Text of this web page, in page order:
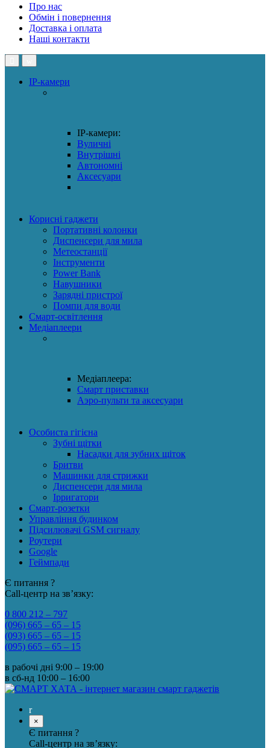
Про нас
Обмін і повернення
Доставка і оплата
Наші контакти
IP-камери
IP-камери:
Вуличні
Внутрішні
Автономні
Аксесуари
Корисні гаджети
Портативні колонки
Диспенсери для мила
Метеостанції
Інструменти
Power Bank
Навушники
Зарядні пристрої
Помпи для води
Смарт-освітлення
Медіаплеери
Медіаплеера:
Смарт приставки
Аэро-пульти та аксесуари
Особиста гігієна
Зубні щітки
Насадки для зубних щіток
Бритви
Машинки для стрижки
Диспенсери для мила
Ірригатори
Смарт-розетки
Управління будинком
Підсилювачі GSM сигналу
Роутери
Google
Геймпади
Є питання ?
Call-центр на зв’язку:
0 800 212 – 797
(096) 665 – 65 – 15
(093) 665 – 65 – 15
(095) 665 – 65 – 15
в рабочі дні 9:00 – 19:00
в сб-нд 10:00 – 16:00
×
Є питання ?
Call-центр на зв’язку: